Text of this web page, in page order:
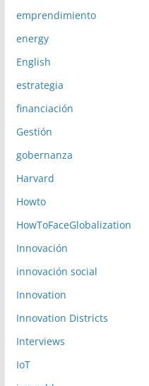
emprendimiento
energy
English
estrategia
financiación
Gestión
gobernanza
Harvard
Howto
HowToFaceGlobalization
Innovación
innovación social
Innovation
Innovation Districts
Interviews
IoT